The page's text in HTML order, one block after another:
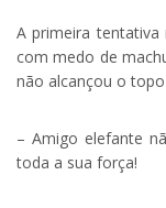
A primeira
com medo de
não alcançou o
– Amigo elefante
toda a sua força!